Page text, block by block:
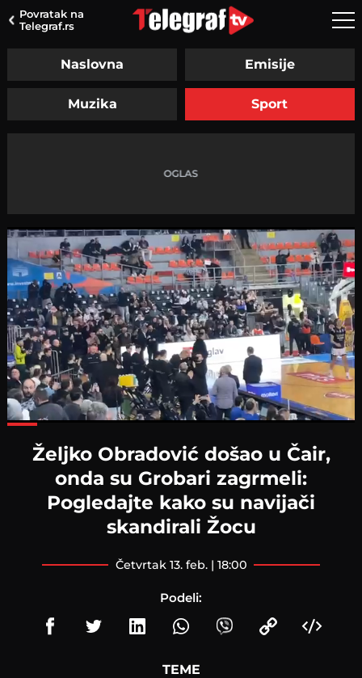
Povratak na
Telegraf.rs
Naslovna Emisije
Muzika Sport
Željko Obradović došao u Čair,
onda su Grobari zagrmeli:
Pogledajte kako su navijači
skandirali Žocu
četvrtak 13. feb. | 18:00
Podeli:
TEME